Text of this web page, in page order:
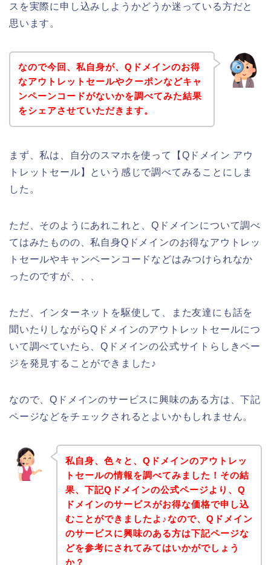
スを実際に申し込みしようかどうか迷っている方だと
思います。
なので今回、私自身が、Qドメインのお得
なアウトレットセールやクーポンなどキャ
ンペーンコードがないかを調べてみた結果
をシェアさせていただきます。
まず、私は、自分のスマホを使って【Qドメイン アウ
トレットセール】という感じで調べてみることにしま
した。
ただ、そのようにあれこれと、Qドメインについて調べ
てはみたものの、私自身Qドメインのお得なアウトレッ
トセールやキャンペーンコードなどはみつけられなか
ったのですが、、、
ただ、インターネットを駆使して、また友達にも話を
聞いたりしながらQドメインのアウトレットセールにつ
いて調べていたら、Qドメインの公式サイトらしきペー
ジを発見することができました♪
なので、Qドメインのサービスに興味のある方は、下記
ページなどをチェックされるとよいかもしれません。
私自身、色々と、Qドメインのアウトレッ
トセールの情報を調べてみました！その結
果、下記Qドメインの公式ページより、Q
ドメインのサービスがお得な価格で申し込
むことができましたよ♪なので、Qドメイン
のサービスに興味のある方は下記ページな
どを参考にされてみてはいかがでしょう
か？